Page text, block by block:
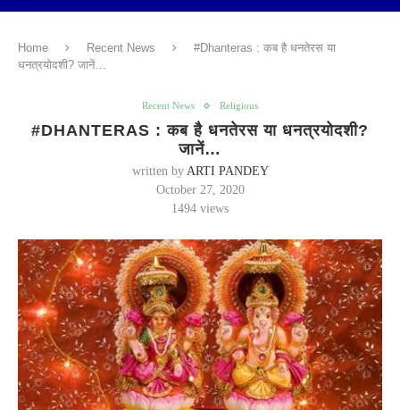
Home Recent News
#Dhanteras : कब है धनतेरस या
धनत्रयोदशी? जानें…
Recent News Religious
#DHANTERAS : कब है धनतेरस या धनत्रयोदशी?
जानें…
written by ARTI PANDEY
October 27, 2020
1494 views